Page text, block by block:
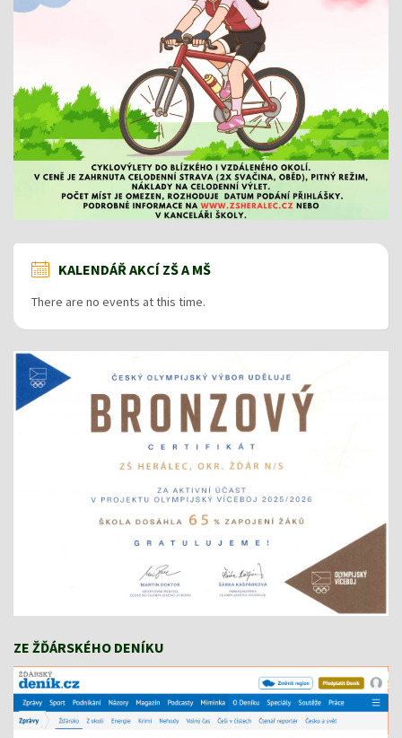
KALENDÁŘ AKCÍ ZŠ A MŠ
There are no events at this time.
ZE ŽĎÁRSKÉHO DENÍKU